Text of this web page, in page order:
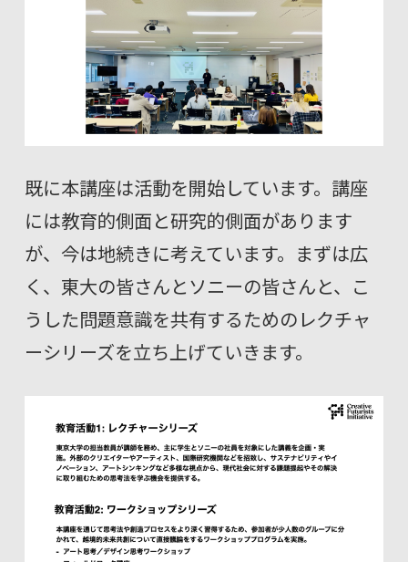
既に本講座は活動を開始しています。講座
には教育的側面と研究的側面があります
が、今は地続きに考えています。まずは広
く、東大の皆さんとソニーの皆さんと、こ
うした問題意識を共有するためのレクチャ
ーシリーズを立ち上げていきます。